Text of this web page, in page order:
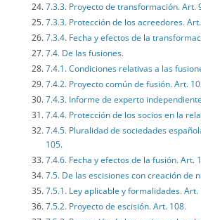
7.3.3. Proyecto de transformación. Art.
7.3.3. Protección de los acreedores.
7.3.4. Fecha y efectos de la
7.4. De las fusiones.
7.4.1. Condiciones relativas a las
7.4.2. Proyecto común de fusión. Art.
7.4.3. Informe de experto
7.4.4. Protección de los socios en la
7.4.5. Pluralidad de sociedades
105.
7.4.6. Fecha y efectos de la fusión. Art.
7.5. De las escisiones con creación de
7.5.1. Ley aplicable y formalidades. Art.
7.5.2. Proyecto de escisión. Art. 108.